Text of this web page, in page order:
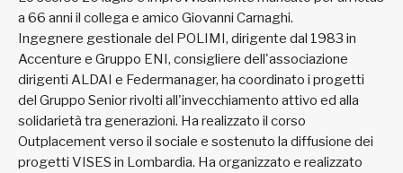
a 66 anni il collega e amico Giovanni Carnaghi.
Ingegnere gestionale del POLIMI, dirigente dal 1983 in
Accenture e Gruppo ENI, consigliere dell'associazione
dirigenti ALDAI e Federmanager, ha coordinato i progetti
del Gruppo Senior rivolti all'invecchiamento attivo ed alla
solidarietà tra generazioni. Ha realizzato il corso
Outplacement verso il sociale e sostenuto la diffusione dei
progetti VISES in Lombardia. Ha organizzato e realizzato